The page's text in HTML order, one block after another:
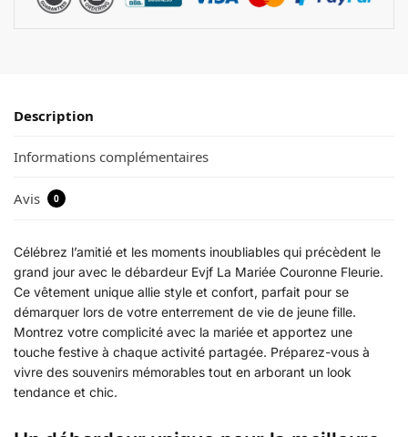
Description
Informations complémentaires
Avis 0
Célébrez l’amitié et les moments inoubliables qui précèdent le
grand jour avec le débardeur Evjf La Mariée Couronne Fleurie.
Ce vêtement unique allie style et confort, parfait pour se
démarquer lors de votre enterrement de vie de jeune fille.
Montrez votre complicité avec la mariée et apportez une
touche festive à chaque activité partagée. Préparez-vous à
vivre des souvenirs mémorables tout en arborant un look
tendance et chic.